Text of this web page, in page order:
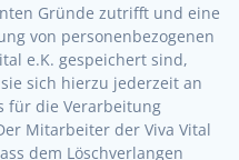
Gründe zutrifft und eine
von personenbezogenen
e.K. gespeichert sind,
sich hierzu jederzeit an
für die Verarbeitung
Mitarbeiter der Viva Vital
dem Löschverlangen